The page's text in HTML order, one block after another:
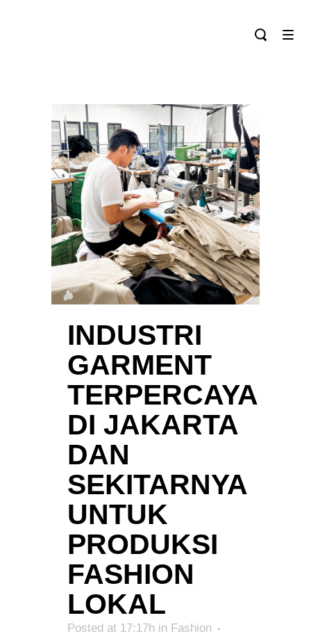
INDUSTRI
GARMENT
TERPERCAYA
DI JAKARTA
DAN
SEKITARNYA
UNTUK
PRODUKSI
FASHION
LOKAL
Posted at 17:17h in Fashion